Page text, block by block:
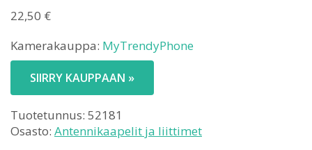
22,50 €
Kamerakauppa: MyTrendyPhone
SIIRRY KAUPPAAN »
Tuotetunnus: 52181
Osasto: Antennikaapelit ja liittimet